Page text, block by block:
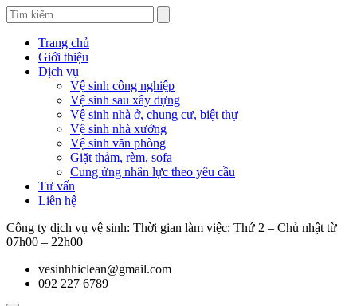
Trang chủ
Giới thiệu
Dịch vụ
Vệ sinh công nghiệp
Vệ sinh sau xây dựng
Vệ sinh nhà ở, chung cư, biệt thự
Vệ sinh nhà xưởng
Vệ sinh văn phòng
Giặt thảm, rèm, sofa
Cung ứng nhân lực theo yêu cầu
Tư vấn
Liên hệ
Công ty dịch vụ vệ sinh: Thời gian làm việc: Thứ 2 – Chủ nhật từ
07h00 – 22h00
vesinhhiclean@gmail.com
092 227 6789